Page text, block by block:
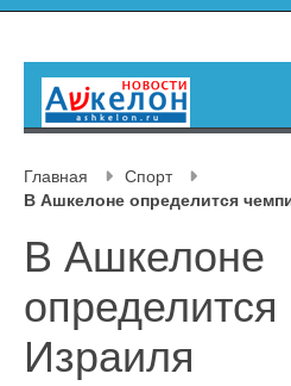
Главная
Спорт
В Ашкелоне определится
В Ашкелоне
Израиля